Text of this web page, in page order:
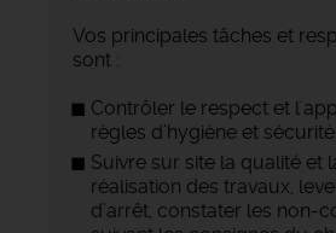
Vos principales tâches et
sont :
Contrôler le respect et
règles d’hygiène et sécurité.
Suivre sur site la qualité et
réalisation des travaux,
d’arrêt, constater les non-